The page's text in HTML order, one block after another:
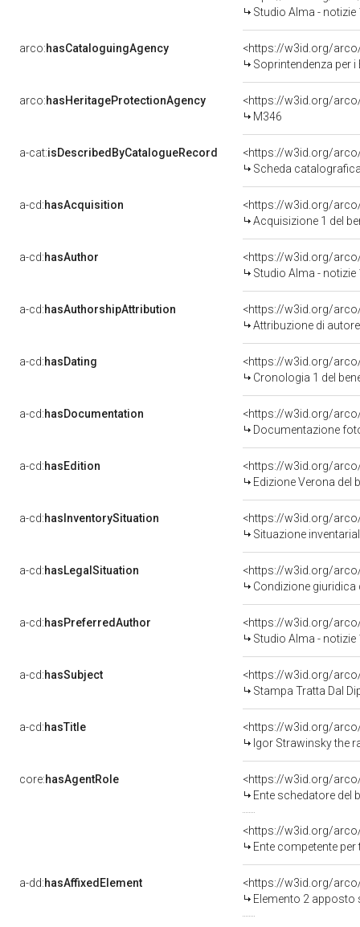
Studio Alma - notizie
arco:hasCataloguingAgency
<https://w3id.org/
Soprintendenza per i Beni Storici
arco:hasHeritageProtectionAgency
<https://w3id.org/
M346
a-cat:isDescribedByCatalogueRecord
<https://w3id.org/
Scheda
a-cd:hasAcquisition
<https://w3id.org/
Acquisizione 1 del
a-cd:hasAuthor
<https://w3id.org/
Studio Alma - notizie
a-cd:hasAuthorshipAttribution
<https://w3id.org/
Attribuzione di
a-cd:hasDating
<https://w3id.org/
Cronologia 1 del
a-cd:hasDocumentation
Documentazione
a-cd:hasEdition
<https://w3id.org/
Edizione Verona del
a-cd:hasInventorySituation
<https://w3id.org/
Situazione
a-cd:hasLegalSituation
<https://w3id.org/
Condizione giuridica
a-cd:hasPreferredAuthor
<https://w3id.org/
Studio Alma - notizie
a-cd:hasSubject
<https://w3id.org/
Stampa Tratta Dal
a-cd:hasTitle
<https://w3id.org/
Igor Strawinsky the
core:hasAgentRole
<https://w3id.org/
Ente schedatore del bene 0500658485:
<https://w3id.org/
Ente competente
a-dd:hasAffixedElement
<https://w3id.org/
Elemento 2 apposto